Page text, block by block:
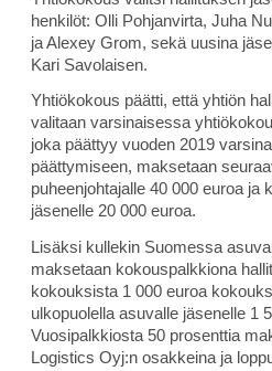
henkilöt: Olli Pohjanvirta, Juha
ja Alexey Grom, sekä uusina
Kari Savolaisen.
Yhtiökokous päätti, että yhtiön
valitaan varsinaisessa
joka päättyy vuoden 2019
päättymiseen, maksetaan
puheenjohtajalle 40 000 euroa ja
jäsenelle 20 000 euroa.
Lisäksi kullekin Suomessa
maksetaan kokouspalkkiona
kokouksista 1 000 euroa
ulkopuolella asuvalle jäsenelle 1
Vuosipalkkiosta 50 prosenttia
Logistics Oyj:n osakkeina ja